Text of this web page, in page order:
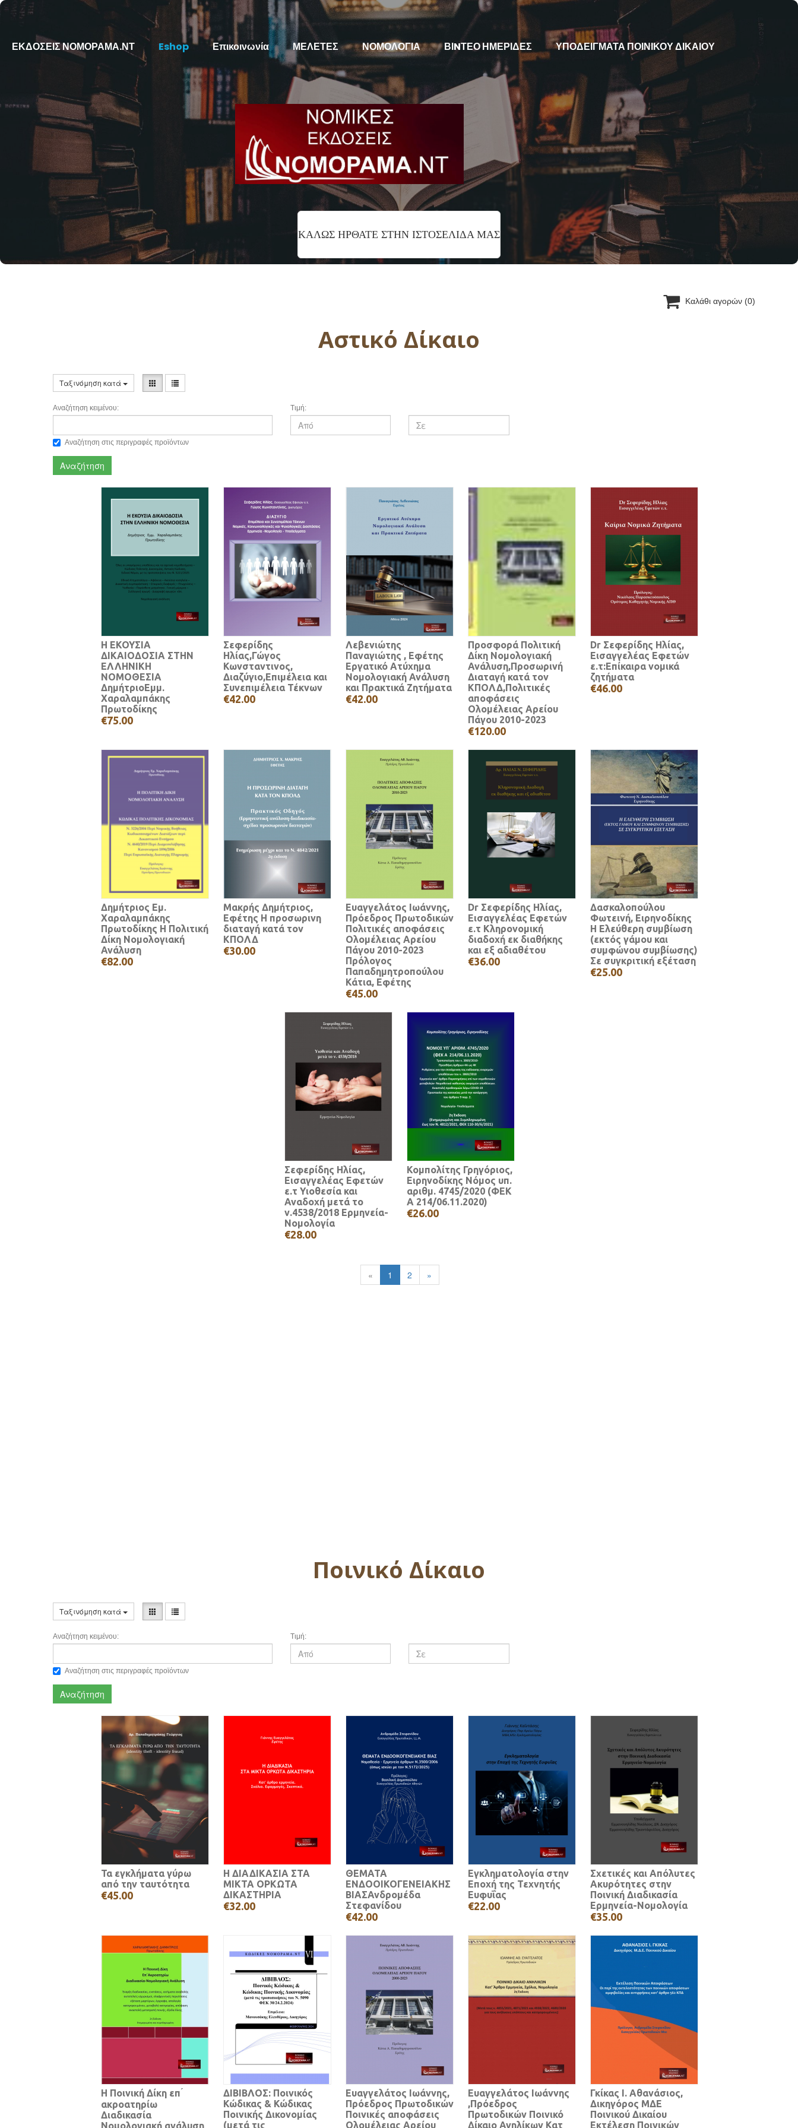
ΕΚΔΟΣΕΙΣ ΝΟΜΟΡΑΜΑ.ΝΤ Eshop Επικοινωνία ΜΕΛΕΤΕΣ ΝΟΜΟΛΟΓΙΑ ΒΙNΤΕΟ ΗΜΕΡΙΔΕΣ ΥΠΟΔΕΙΓΜΑΤΑ ΠΟΙΝΙΚΟΥ ΔΙΚΑΙΟΥ
ΚΑΛΩΣ ΗΡΘΑΤΕ ΣΤΗΝ ΙΣΤΟΣΕΛΙΔΑ ΜΑΣ
 Καλάθι αγορών (0)
Αστικό Δίκαιο
Ταξινόμηση κατά
Αναζήτηση κειμένου:
Αναζήτηση στις περιγραφές προϊόντων
Τιμή:
Αναζήτηση
Η ΕΚΟΥΣΙΑ
ΔΙΚΑΙΟΔΟΣΙΑ ΣΤΗΝ
ΕΛΛΗΝΙΚΗ
ΝΟΜΟΘΕΣΙΑ
ΔημήτριοΕμμ.
Χαραλαμπάκης
Πρωτοδίκης
€75.00
Σεφερίδης
Ηλίας,Γώγος
Κωνσταντινος,
Διαζύγιο,Επιμέλεια και
Συνεπιμέλεια Τέκνων
€42.00
Λεβενιώτης
Παναγιώτης , Εφέτης
Εργατικό Ατύχημα
Νομολογιακή Ανάλυση
και Πρακτικά Ζητήματα
€42.00
Προσφορά Πολιτική
Δίκη Νομολογιακή
Ανάλυση,Προσωρινή
Διαταγή κατά τον
ΚΠΟΛΔ,Πολιτικές
αποφάσεις
Ολομέλειας Αρείου
Πάγου 2010-2023
€120.00
Dr Σεφερίδης Ηλίας,
Εισαγγελέας Εφετών
ε.τ:Επίκαιρα νομικά
ζητήματα
€46.00
Δημήτριος Εμ.
Χαραλαμπάκης
Πρωτοδίκης Η Πολιτική
Δίκη Νομολογιακή
Ανάλυση
€82.00
Μακρής Δημήτριος,
Εφέτης Η προσωρινη
διαταγή κατά τον
ΚΠΟΛΔ
€30.00
Ευαγγελάτος Ιωάννης,
Πρόεδρος Πρωτοδικών
Πολιτικές αποφάσεις
Ολομέλειας Αρείου
Πάγου 2010-2023
Πρόλογος
Παπαδημητροπούλου
Κάτια, Εφέτης
€45.00
Dr Σεφερίδης Ηλίας,
Εισαγγελέας Εφετών
ε.τ Κληρονομική
διαδοχή εκ διαθήκης
και εξ αδιαθέτου
€36.00
Δασκαλοπούλου
Φωτεινή, Ειρηνοδίκης
Η Ελεύθερη συμβίωση
(εκτός γάμου και
συμφώνου συμβίωσης)
Σε συγκριτική εξέταση
€25.00
Σεφερίδης Ηλίας,
Εισαγγελέας Εφετών
ε.τ Υιοθεσία και
Αναδοχή μετά το
ν.4538/2018 Ερμηνεία-
Νομολογία
€28.00
Κομπολίτης Γρηγόριος,
Ειρηνοδίκης Νόμος υπ.
αριθμ. 4745/2020 (ΦΕΚ
A 214/06.11.2020)
€26.00
« 1 2 »
Ποινικό Δίκαιο
Ταξινόμηση κατά
Αναζήτηση κειμένου:
Αναζήτηση στις περιγραφές προϊόντων
Τιμή:
Αναζήτηση
Τα εγκλήματα γύρω
από την ταυτότητα
€45.00
Η ΔΙΑΔΙΚΑΣΙΑ ΣΤΑ
ΜΙΚΤΑ ΟΡΚΩΤΑ
ΔΙΚΑΣΤΗΡΙΑ
€32.00
ΘΕΜΑΤΑ
ΕΝΔΟΟΙΚΟΓΕΝΕΙΑΚΗΣ
ΒΙΑΣΑνδρομέδα
Στεφανίδου
€42.00
Εγκληματολογία στην
Εποχή της Τεχνητής
Ευφυΐας
€22.00
Σχετικές και Απόλυτες
Ακυρότητες στην
Ποινική Διαδικασία
Ερμηνεία-Νομολογία
€35.00
Η Ποινική Δίκη επ ́
ακροατηρίω
Διαδικασία
Νομολογιακή ανάλυση
ΔΙΒΙΒΛΟΣ: Ποινικός
Κώδικας & Κώδικας
Ποινικής Δικονομίας
(μετά τις
Ευαγγελάτος Ιωάννης,
Πρόεδρος Πρωτοδικών
Ποινικές αποφάσεις
Ολομέλειας Αρείου
Ευαγγελάτος Ιωάννης
,Πρόεδρος
Πρωτοδικών Ποινικό
Δίκαιο Ανηλίκων Κατ
Γκίκας Ι. Αθανάσιος,
Δικηγόρος ΜΔΕ
Ποινικού Δικαίου
Εκτέλεση Ποινικών